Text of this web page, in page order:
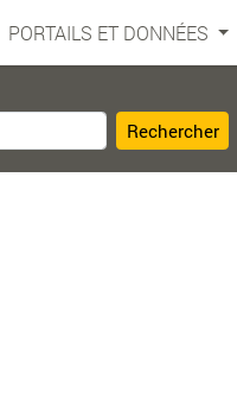
PORTAILS ET DONNÉES
Rechercher